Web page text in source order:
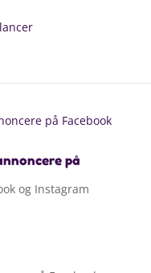
på
og Instagram